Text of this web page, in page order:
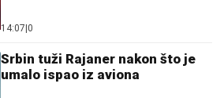
14:07|0
Srbin tuži Rajaner nakon što je
umalo ispao iz aviona